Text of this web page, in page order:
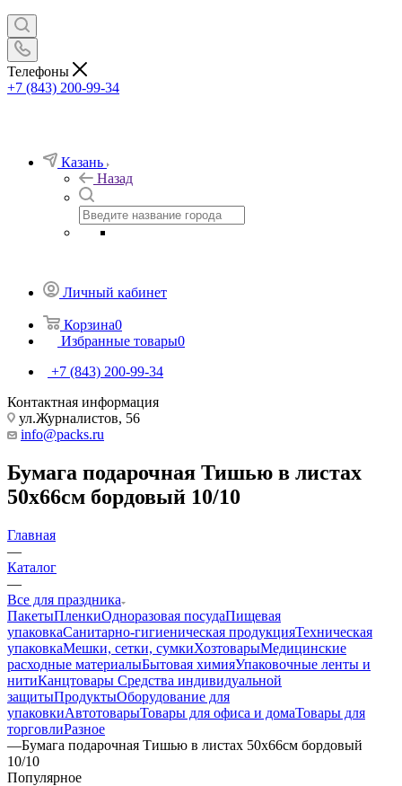
Телефоны
+7 (843) 200-99-34
Казань
Назад
Личный кабинет
Корзина0
Избранные товары0
+7 (843) 200-99-34
Контактная информация
ул.Журналистов, 56
info@packs.ru
Бумага подарочная Тишью в листах
50х66см бордовый 10/10
Главная
—
Каталог
—
Все для праздника
ПакетыПленкиОдноразовая посудаПищевая
упаковкаСанитарно-гигиеническая продукцияТехническая
упаковкаМешки, сетки, сумкиХозтоварыМедицинские
расходные материалыБытовая химияУпаковочные ленты и
нитиКанцтовары Средства индивидуальной
защитыПродуктыОборудование для
упаковкиАвтотоварыТовары для офиса и домаТовары для
торговлиРазное
—Бумага подарочная Тишью в листах 50х66см бордовый
10/10
Популярное